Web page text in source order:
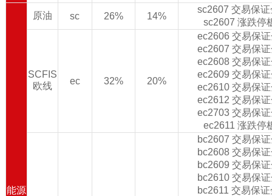
能源
原油 sc 26% 14%
sc2607 交易保
sc2607 涨跌停
SCFIS
欧线
ec 32% 20%
ec2606 交易保
ec2607 交易保
ec2608 交易保
ec2609 交易保
ec2610 交易保
ec2612 交易保
ec2703 交易保
ec2611 涨跌停
bc2607 交易保
bc2608 交易保
bc2609 交易保
bc2610 交易保
bc2611 交易保